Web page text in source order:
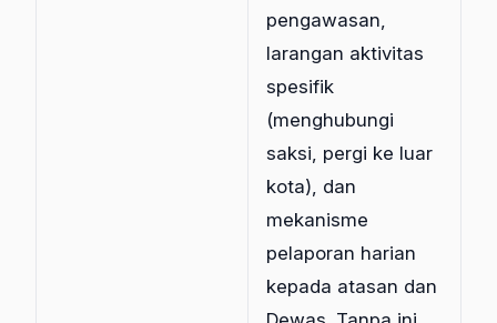
pengawasan,
larangan aktivitas
spesifik
(menghubungi
saksi, pergi ke luar
kota), dan
mekanisme
pelaporan harian
kepada atasan dan